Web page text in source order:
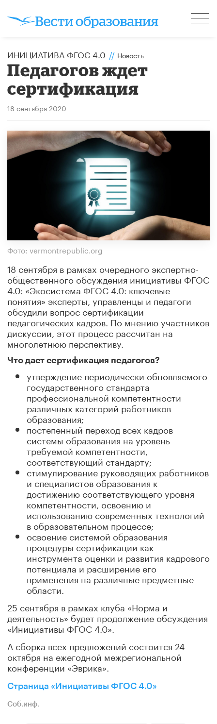
ИНИЦИАТИВА ФГОС 4.0 // Новость
Педагогов ждет
сертификация
18 сентября 2020
Фото: vermontrepublic.org
18 сентября в рамках очередного экспертно-
общественного обсуждения инициативы ФГОС
4.0: «Экосистема ФГОС 4.0: ключевые
понятия» эксперты, управленцы и педагоги
обсудили вопрос сертификации
педагогических кадров. По мнению участников
дискуссии, этот процесс рассчитан на
многолетнюю перспективу.
Что даст сертификация педагогов?
утверждение периодически обновляемого
государственного стандарта
профессиональной компетентности
различных категорий работников
образования;
постепенный переход всех кадров
системы образования на уровень
требуемой компетентности,
соответствующий стандарту;
стимулирование руководящих работников
и специалистов образования к
достижению соответствующего уровня
компетентности, освоению и
использованию современных технологий
в образовательном процессе;
освоение системой образования
процедуры сертификации как
инструмента оценки и развития кадрового
потенциала и расширение его
применения на различные предметные
области.
25 сентября в рамках клуба «Норма и
деятельность» будет продолжение обсуждения
«Инициативы ФГОС 4.0».
А сборка всех предложений состоится 24
октября на ежегодной межрегиональной
конференции «Эврика».
Страница «Инициативы ФГОС 4.0»
Соб.инф.